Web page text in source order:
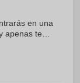
en una
apenas te